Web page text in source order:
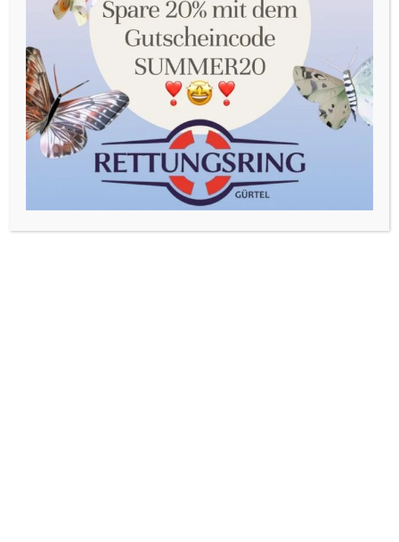
Auswahl jederzeit unter Einstellungen widerrufen oder
Einstellungen Akzeptieren